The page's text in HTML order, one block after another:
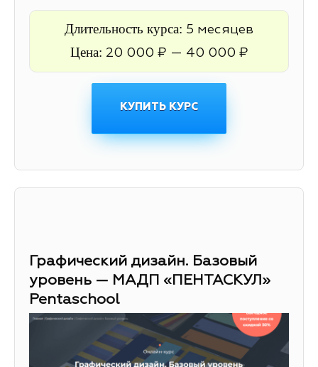
Длительность курса: 5 месяцев
Цена: 20 000 ₽ — 40 000 ₽
КУПИТЬ КУРС
Графический дизайн. Базовый
уровень — МАДП «ПЕНТАСКУЛ»
Pentaschool